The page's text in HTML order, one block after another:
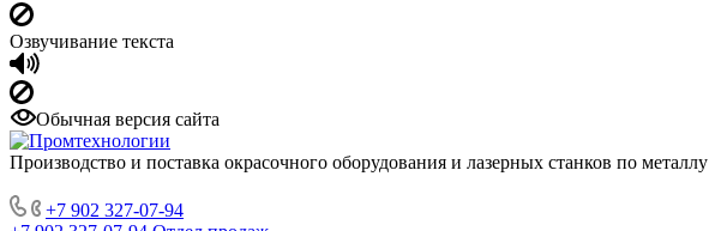
Озвучивание текста
Обычная версия сайта
Производство и поставка окрасочного оборудования и лазерных станков по металлу
+7 902 327-07-94